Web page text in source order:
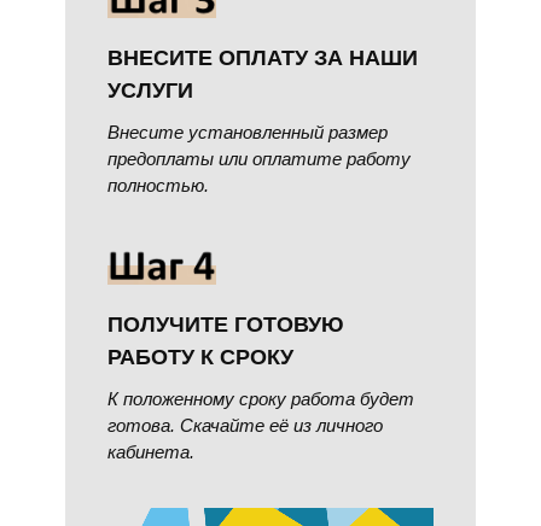
ВНЕСИТЕ ОПЛАТУ ЗА НАШИ
УСЛУГИ
Внесите установленный размер
предоплаты или оплатите работу
полностью.
ПОЛУЧИТЕ ГОТОВУЮ
РАБОТУ К СРОКУ
К положенному сроку работа будет
готова. Скачайте её из личного
кабинета.